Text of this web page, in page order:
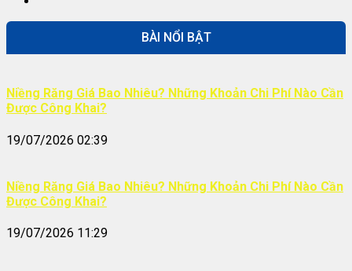
BÀI NỔI BẬT
Niềng Răng Giá Bao Nhiêu? Những Khoản Chi Phí Nào Cần
Được Công Khai?
19/07/2026 02:39
Niềng Răng Giá Bao Nhiêu? Những Khoản Chi Phí Nào Cần
Được Công Khai?
19/07/2026 11:29